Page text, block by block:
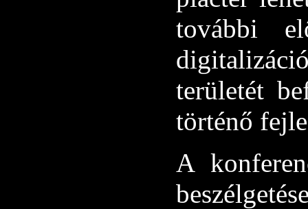
további
területét
történő
A